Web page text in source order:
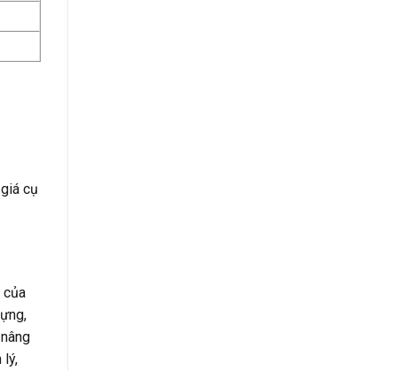
cụ
của
lý,